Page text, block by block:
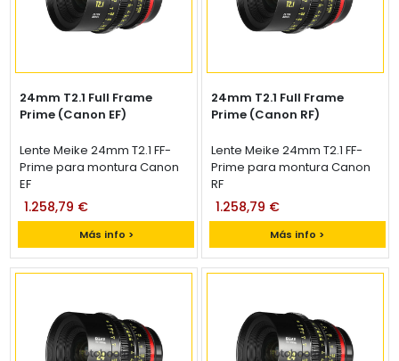
24mm T2.1 Full Frame
Prime (Canon EF)
Lente Meike 24mm T2.1 FF-
Prime para montura Canon
EF
Más info >
1.258,79 €
24mm T2.1 Full Frame
Prime (Canon RF)
Lente Meike 24mm T2.1 FF-
Prime para montura Canon
RF
Más info >
1.258,79 €